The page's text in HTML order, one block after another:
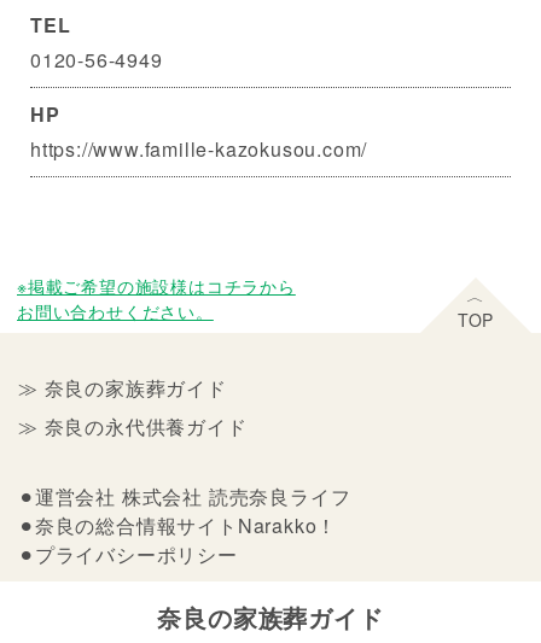
TEL
0120-56-4949
HP
https://www.famille-kazokusou.com/
※掲載ご希望の施設様はコチラから
お問い合わせください。
≫ 奈良の家族葬ガイド
≫ 奈良の永代供養ガイド
⚫︎運営会社 株式会社 読売奈良ライフ
⚫︎奈良の総合情報サイトNarakko！
⚫︎プライバシーポリシー
奈良の家族葬ガイド